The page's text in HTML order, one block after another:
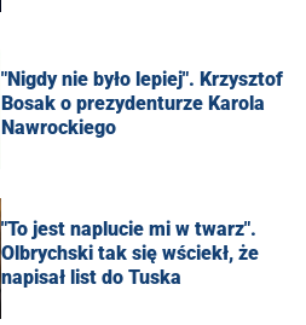
"Nigdy nie było lepiej". Krzysztof
Bosak o prezydenturze Karola
Nawrockiego
"To jest naplucie mi w twarz".
Olbrychski tak się wściekł, że
napisał list do Tuska